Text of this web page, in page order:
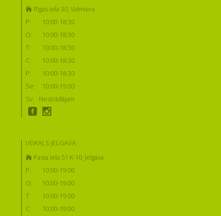
Rīgas iela 30, Valmiera
P:
10:00-18:30
O:
10:00-18:30
T:
10:00-18:30
C:
10:00-18:30
P:
10:00-18:30
Se:
10:00-15:00
Sv:
Nestrādājam
VEIKALS JELGAVĀ:
Pasta iela 51 K-10, Jelgava
P:
10:00-19:00
O:
10:00-19:00
T:
10:00-19:00
C:
10:00-19:00